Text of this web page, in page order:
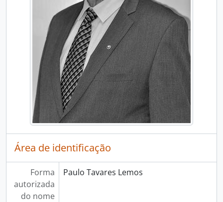
Área de identificação
Forma
autorizada
do nome
Paulo Tavares Lemos